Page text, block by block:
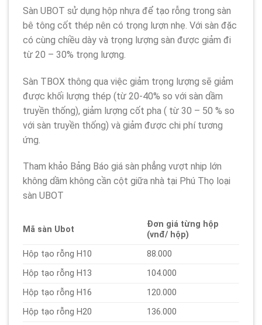
Sàn UBOT sử dụng hộp nhựa để tạo rỗng trong sàn
bê tông cốt thép nên có trọng lượn nhẹ. Với sàn đặc
có cùng chiều dày và trọng lượng sàn được giảm đi
từ 20 – 30% trọng lượng.
Sàn TBOX thông qua việc giảm trọng lượng sẽ giảm
được khối lượng thép (từ 20-40% so với sàn dầm
truyền thống), giảm lượng cốt pha ( từ 30 – 50 % so
với sàn truyền thống) và giảm được chi phí tương
ứng.
Tham khảo Bảng Báo giá sàn phẳng vượt nhịp lớn
không dầm không cần cột giữa nhà tại Phú Thọ loại
sàn UBOT
Mã sàn Ubot
Đơn giá từng hộp
(vnđ/ hộp)
Hộp tạo rỗng H10
88.000
Hộp tạo rỗng H13
104.000
Hộp tạo rỗng H16
120.000
Hộp tạo rỗng H20
136.000